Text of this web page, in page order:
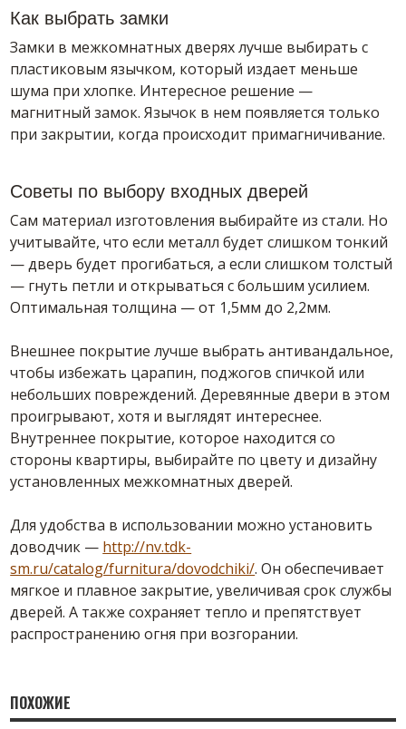
Как выбрать замки
Замки в межкомнатных дверях лучше выбирать с
пластиковым язычком, который издает меньше
шума при хлопке. Интересное решение —
магнитный замок. Язычок в нем появляется только
при закрытии, когда происходит примагничивание.
Советы по выбору входных дверей
Сам материал изготовления выбирайте из стали. Но
учитывайте, что если металл будет слишком тонкий
— дверь будет прогибаться, а если слишком толстый
— гнуть петли и открываться с большим усилием.
Оптимальная толщина — от 1,5мм до 2,2мм.
Внешнее покрытие лучше выбрать антивандальное,
чтобы избежать царапин, поджогов спичкой или
небольших повреждений. Деревянные двери в этом
проигрывают, хотя и выглядят интереснее.
Внутреннее покрытие, которое находится со
стороны квартиры, выбирайте по цвету и дизайну
установленных межкомнатных дверей.
Для удобства в использовании можно установить
доводчик — http://nv.tdk-
sm.ru/catalog/furnitura/dovodchiki/. Он обеспечивает
мягкое и плавное закрытие, увеличивая срок службы
дверей. А также сохраняет тепло и препятствует
распространению огня при возгорании.
ПОХОЖИЕ